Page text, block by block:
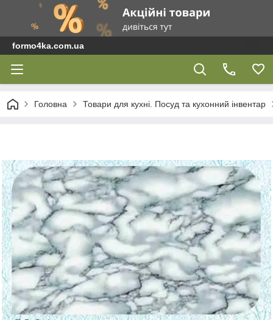
formo4ka.com.ua
Головна Товари для кухні. Посуд та кухонний інвентар